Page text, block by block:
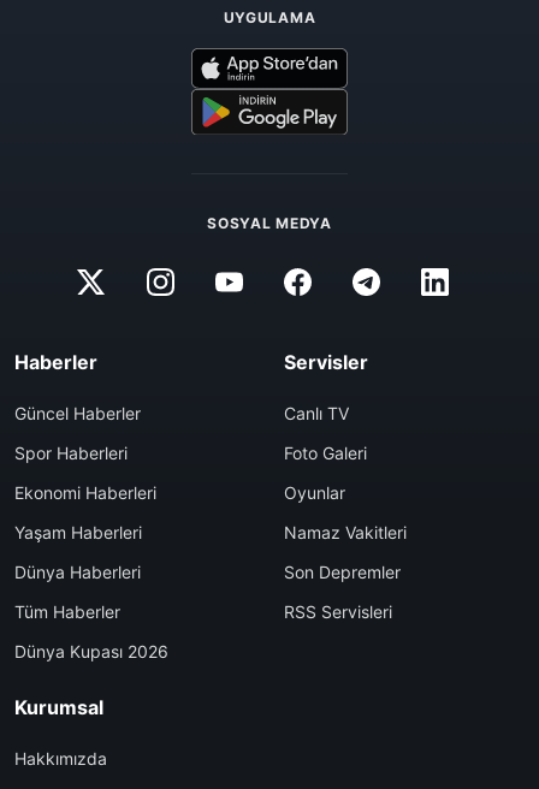
UYGULAMA
SOSYAL MEDYA
Haberler
Güncel Haberler
Spor Haberleri
Ekonomi Haberleri
Yaşam Haberleri
Dünya Haberleri
Tüm Haberler
Dünya Kupası 2026
Servisler
Canlı TV
Foto Galeri
Oyunlar
Namaz Vakitleri
Son Depremler
RSS Servisleri
Kurumsal
Hakkımızda